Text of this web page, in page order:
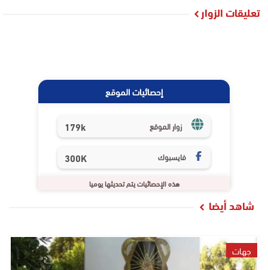
تعليقات الزوار
إحصائيات الموقع
زوار الموقع 179k
فايسبوك 300K
هذه الإحصائيات يتم تحديثها يوميا
شاهد أيضا
جهات